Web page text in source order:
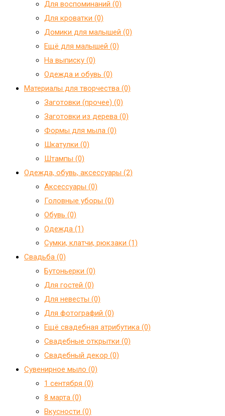
Для воспоминаний (0)
Для кроватки (0)
Домики для малышей (0)
Ещё для малышей (0)
На выписку (0)
Одежда и обувь (0)
Материалы для творчества (0)
Заготовки (прочее) (0)
Заготовки из дерева (0)
Формы для мыла (0)
Шкатулки (0)
Штампы (0)
Одежда, обувь, аксессуары (2)
Аксессуары (0)
Головные уборы (0)
Обувь (0)
Одежда (1)
Сумки, клатчи, рюкзаки (1)
Свадьба (0)
Бутоньерки (0)
Для гостей (0)
Для невесты (0)
Для фотографий (0)
Ещё свадебная атрибутика (0)
Свадебные открытки (0)
Свадебный декор (0)
Сувенирное мыло (0)
1 сентября (0)
8 марта (0)
Вкусности (0)